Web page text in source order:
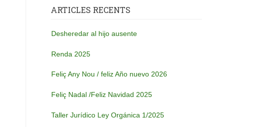
ARTICLES RECENTS
Desheredar al hijo ausente
Renda 2025
Feliç Any Nou / feliz Año nuevo 2026
Feliç Nadal /Feliz Navidad 2025
Taller Jurídico Ley Orgánica 1/2025